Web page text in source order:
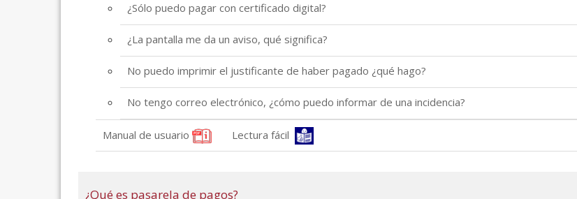
¿Sólo puedo pagar con certificado digital?
¿La pantalla me da un aviso, qué significa?
No puedo imprimir el justificante de haber pagado ¿qué hago?
No tengo correo electrónico, ¿cómo puedo informar de una incidencia?
Manual de usuario Lectura fácil
¿Qué es pasarela de pagos?